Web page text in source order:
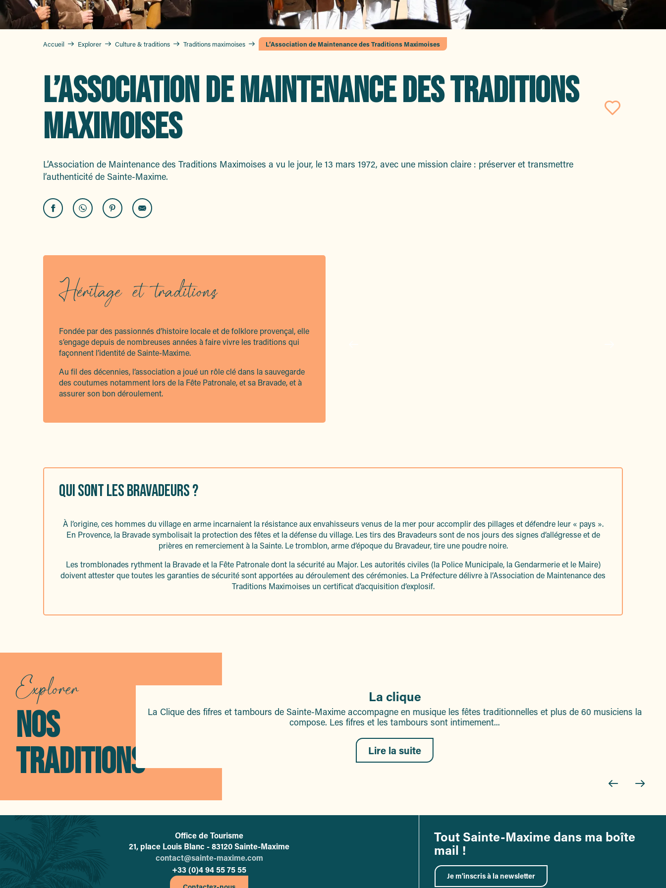
Accueil Explorer Culture & traditions Traditions maximoises L’Association de Maintenance des Traditions Maximoises
L’ASSOCIATION DE MAINTENANCE DES TRADITIONS
MAXIMOISES
L’Association de Maintenance des Traditions Maximoises a vu le jour, le 13 mars 1972, avec une mission claire : préserver et transmettre
l’authenticité de Sainte-Maxime.
Héritage et traditions
Fondée par des passionnés d’histoire locale et de folklore provençal, elle
s’engage depuis de nombreuses années à faire vivre les traditions qui
façonnent l’identité de Sainte-Maxime.
Au fil des décennies, l’association a joué un rôle clé dans la sauvegarde
des coutumes notamment lors de la Fête Patronale, et sa Bravade, et à
assurer son bon déroulement.
QUI SONT LES BRAVADEURS ?
À l’origine, ces hommes du village en arme incarnaient la résistance aux envahisseurs venus de la mer pour accomplir des pillages et défendre leur « pays ».
En Provence, la Bravade symbolisait la protection des fêtes et la défense du village. Les tirs des Bravadeurs sont de nos jours des signes d’allégresse et de
prières en remerciement à la Sainte. Le tromblon, arme d’époque du Bravadeur, tire une poudre noire.
Les tromblonades rythment la Bravade et la Fête Patronale dont la sécurité au Major. Les autorités civiles (la Police Municipale, la Gendarmerie et le Maire)
doivent attester que toutes les garanties de sécurité sont apportées au déroulement des cérémonies. La Préfecture délivre à l’Association de Maintenance des
Traditions Maximoises un certificat d’acquisition d’explosif.
Explorer
NOS
TRADITIONS
La clique
La Clique des fifres et tambours de Sainte-Maxime accompagne en musique les fêtes traditionnelles et plus de 60 musiciens la
compose. Les fifres et les tambours sont intimement...
Lire la suite
L'office de tourisme de Sainte-Maxime
Office de Tourisme
21, place Louis Blanc - 83120 Sainte-Maxime
contact@sainte-maxime.com
+33 (0)4 94 55 75 55
Tout Sainte-Maxime dans ma boîte
mail !
Je m'inscris à la newsletter